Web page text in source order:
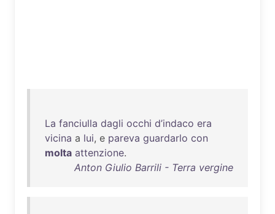
La fanciulla dagli occhi d’indaco era
vicina a lui, e pareva guardarlo con
molta attenzione.
Anton Giulio Barrili - Terra vergine